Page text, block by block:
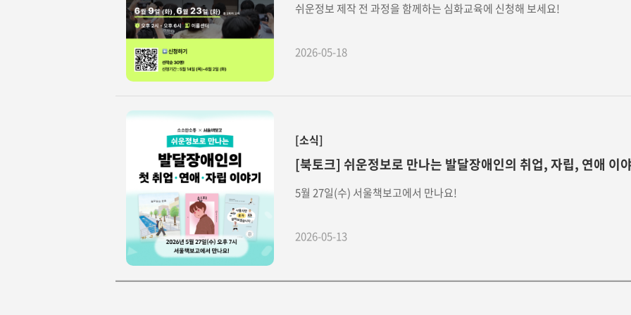
쉬운정보 제작 전 과정을 함께하는 심화교육에 신청해 보세요!
2026-05-18
[소식]
[북토크] 쉬운정보로 만나는 발달장애인의 취업, 자립, 연애 이
5월 27일(수) 서울책보고에서 만나요!
2026-05-13